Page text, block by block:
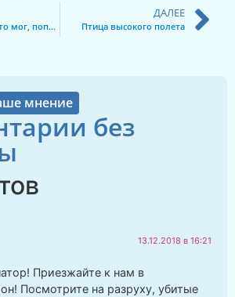
Я сделал все, что мог, попробуйте сделать больше!
ДАЛЕЕ
Птица высокого полета
мнение
без
13.12.2018 в 16:21
Приезжайте к нам в
Посмотрите на разруху, убитые